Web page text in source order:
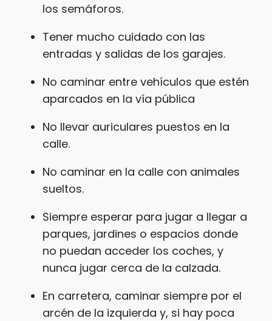
los semáforos.
Tener mucho cuidado con las
entradas y salidas de los garajes.
No caminar entre vehículos que estén
aparcados en la vía pública
No llevar auriculares puestos en la
calle.
No caminar en la calle con animales
sueltos.
Siempre esperar para jugar a llegar a
parques, jardines o espacios donde
no puedan acceder los coches, y
nunca jugar cerca de la calzada.
En carretera, caminar siempre por el
arcén de la izquierda y, si hay poca